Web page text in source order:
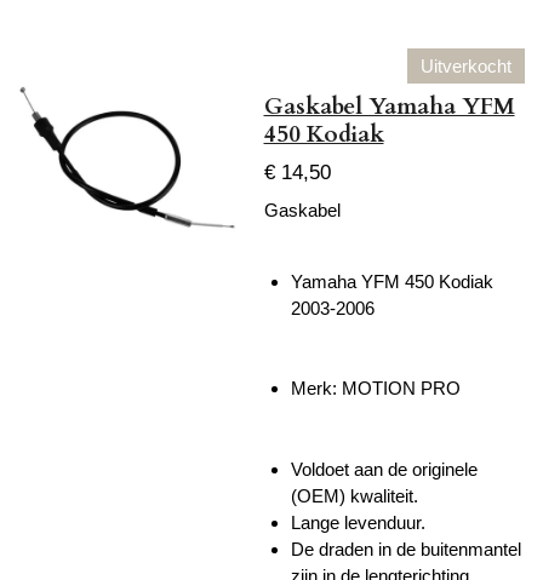
Uitverkocht
Gaskabel Yamaha YFM
450 Kodiak
€ 14,50
Gaskabel
Yamaha YFM 450 Kodiak
2003-2006
Merk: MOTION PRO
Voldoet aan de originele
(OEM) kwaliteit.
Lange levenduur.
De draden in de buitenmantel
zijn in de lengterichting